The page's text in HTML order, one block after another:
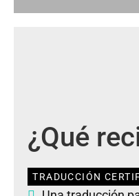
¿Qué
TRADUCCIÓN